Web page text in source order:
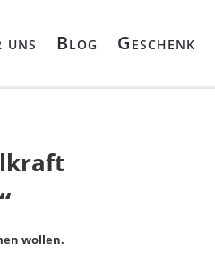
uns Blog Geschenk
wollen.